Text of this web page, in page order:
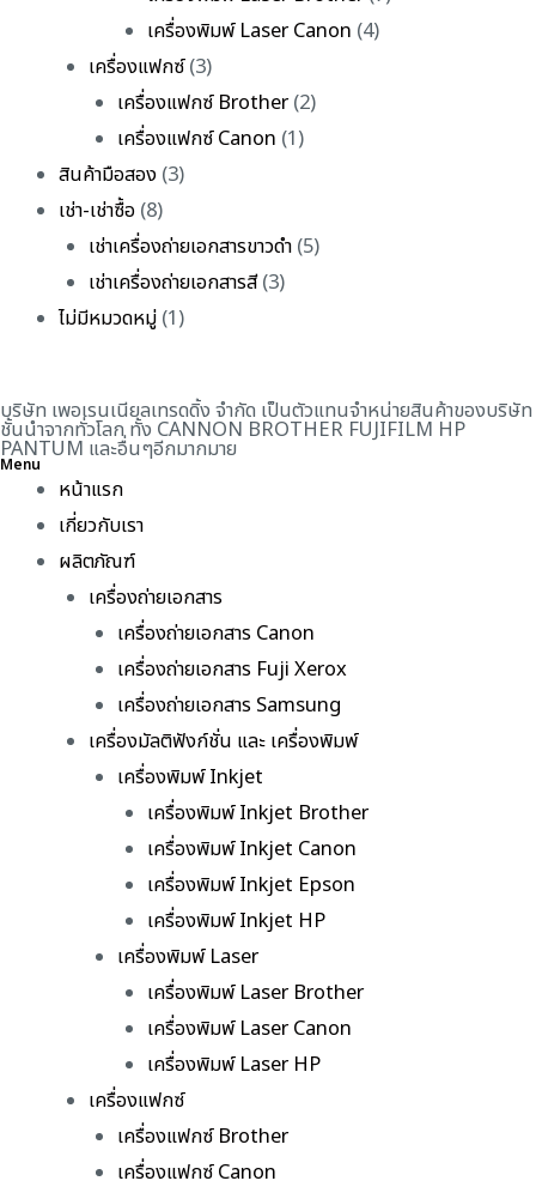
เครื่องพิมพ์ Laser Canon (4)
เครื่องแฟกซ์(3)
เครื่องแฟกซ์ Brother(2)
เครื่องแฟกซ์ Canon (1)
สินค้ามือสอง (3)
เช่า-เช่าซื้อ (8)
เช่าเครื่องถ่ายเอกสารขาวดำ(5)
เช่าเครื่องถ่ายเอกสารสี(3)
ไม่มีหมวดหมู่ (1)
บริษัท เพอเรนเนียลเทรดดิ้ง จำกัด เป็นตัวแทนจำหน่ายสินค้าของบริษัท
ชั้นนำจากทั่วโลก ทั้ง CANNON BROTHER FUJIFILM HP
PANTUM และอื่นๆอีกมากมาย
Menu
หน้าแรก
เกี่ยวกับเรา
ผลิตภัณฑ์
เครื่องถ่ายเอกสาร
เครื่องถ่ายเอกสาร Canon
เครื่องถ่ายเอกสาร Fuji Xerox
เครื่องถ่ายเอกสาร Samsung
เครื่องมัลติฟังก์ชั่น และ เครื่องพิมพ์
เครื่องพิมพ์ Inkjet
เครื่องพิมพ์ Inkjet Brother
เครื่องพิมพ์ Inkjet Canon
เครื่องพิมพ์ Inkjet Epson
เครื่องพิมพ์ Inkjet HP
เครื่องพิมพ์ Laser
เครื่องพิมพ์ Laser Brother
เครื่องพิมพ์ Laser Canon
เครื่องพิมพ์ Laser HP
เครื่องแฟกซ์
เครื่องแฟกซ์ Brother
เครื่องแฟกซ์ Canon